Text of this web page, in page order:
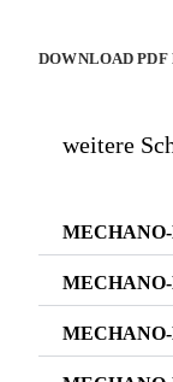
DOWNLOAD
weitere